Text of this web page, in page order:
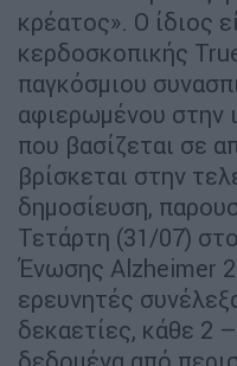
κρέατος». Ο ίδιος
κερδοσκοπικής
παγκόσμιου
αφιερωμένου στην
που βασίζεται σε
βρίσκεται στην
δημοσίευση,
Τετάρτη (31/07)
Ένωσης Alzheimer
ερευνητές
δεκαετίες, κάθε 2